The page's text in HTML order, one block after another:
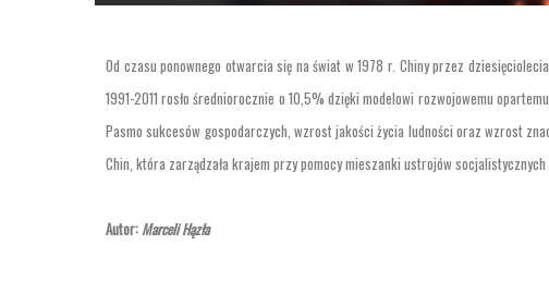
Od czasu ponownego otwarcia się na świat w 1978 r. Chiny przez
1991-2011 rosło średniorocznie o 10,5% dzięki modelowi rozwojowemu
Pasmo sukcesów gospodarczych, wzrost jakości życia ludności oraz wzrost
Chin, która zarządzała krajem przy pomocy mieszanki ustrojów
Autor: Marceli Hązła